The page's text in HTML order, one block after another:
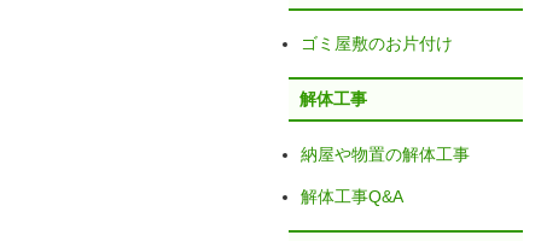
ゴミ屋敷のお片付け
解体工事
納屋や物置の解体工事
解体工事Q&A